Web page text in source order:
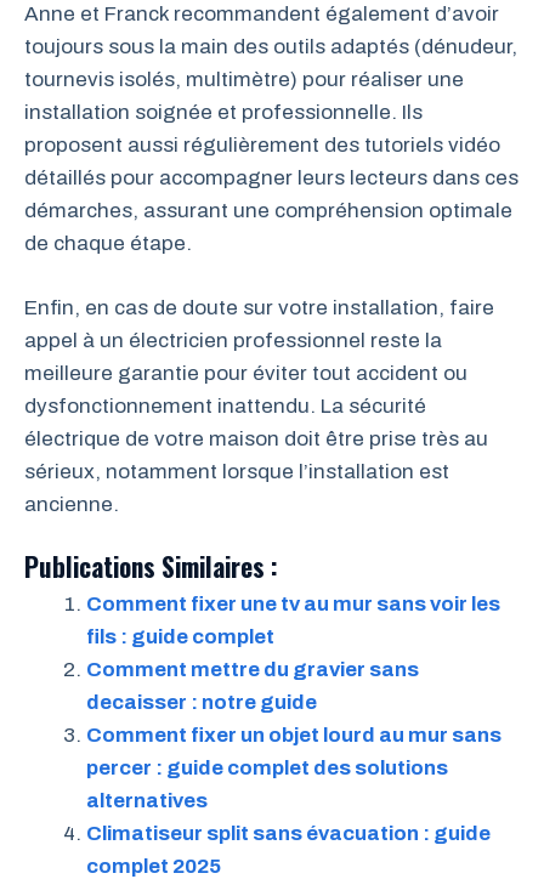
Anne et Franck recommandent également d’avoir
toujours sous la main des outils adaptés (dénudeur,
tournevis isolés, multimètre) pour réaliser une
installation soignée et professionnelle. Ils
proposent aussi régulièrement des tutoriels vidéo
détaillés pour accompagner leurs lecteurs dans ces
démarches, assurant une compréhension optimale
de chaque étape.
Enfin, en cas de doute sur votre installation, faire
appel à un électricien professionnel reste la
meilleure garantie pour éviter tout accident ou
dysfonctionnement inattendu. La sécurité
électrique de votre maison doit être prise très au
sérieux, notamment lorsque l’installation est
ancienne.
Publications Similaires :
Comment fixer une tv au mur sans voir les
fils : guide complet
Comment mettre du gravier sans
decaisser : notre guide
Comment fixer un objet lourd au mur sans
percer : guide complet des solutions
alternatives
Climatiseur split sans évacuation : guide
complet 2025